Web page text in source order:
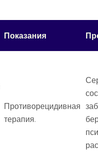
Показания
Противорецидивная
терапия.